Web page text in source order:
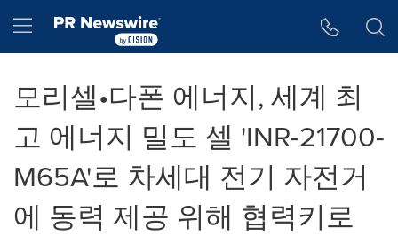
Hamburger menu
모리셀•다폰 에너지, 세계 최
고 에너지 밀도 셀 'INR-21700-
M65A'로 차세대 전기 자전거
에 동력 제공 위해 협력키로